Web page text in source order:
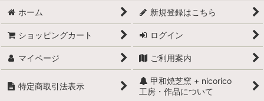
ホーム 新規登録はこちら
ショッピングカート ログイン
マイページ ご利用案内
特定商取引法表示
甲和焼芝窯 + nicorico
工房・作品について